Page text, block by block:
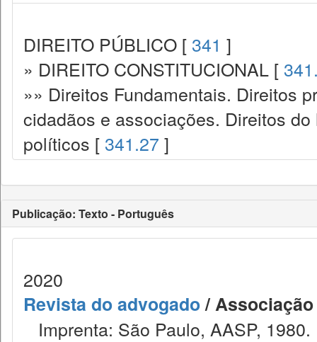
DIREITO PÚBLICO [ 341 ]
» DIREITO CONSTITUCIONAL [
»» Direitos Fundamentais. Direitos
cidadãos e associações. Direitos
políticos [ 341.27 ]
Publicação: Texto - Português
2020
Revista do advogado/
Imprenta: São Paulo, AASP, 1980.